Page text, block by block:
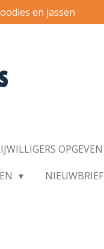
en jassen
OPGEVEN
NIEUWBRIEF